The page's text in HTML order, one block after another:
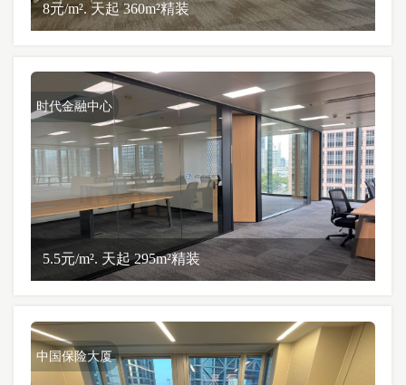
8元/m². 天起 360m²精装
时代金融中心
5.5元/m². 天起 295m²精装
中国保险大厦